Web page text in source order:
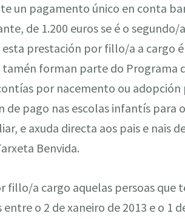
un pagamento único en conta
de 1.200 euros se é o segundo/
esta prestación por fillo/a a cargo
forman parte do Programa
por nacemento ou
de pago nas escolas infantís para
e axuda directa aos pais e nais
Benvida.
fillo/a cargo aquelas persoas que
o 2 de xaneiro de 2013 e o 1